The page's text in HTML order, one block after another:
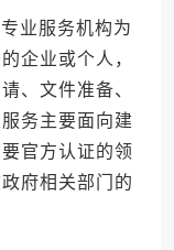
业服务机构为
企业或个人，
、文件准备、
务主要面向建
官方认证的领
府相关部门的